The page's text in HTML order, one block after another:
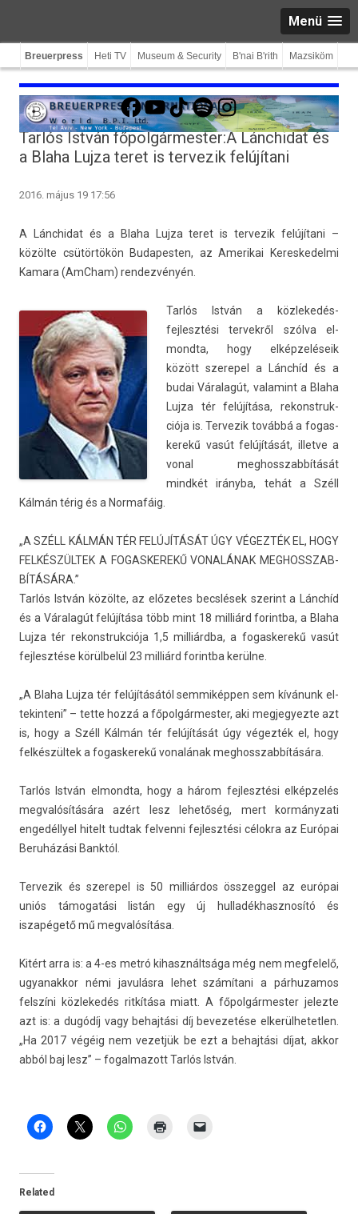
Menü
Breuerpress Heti TV Museum & Security B'nai B'rith Mazsiköm
Facebook
YouTube
TikTokSpotifyInstagram
Tarlós István főpolgármester:A Lánchidat és
a Blaha Lujza teret is tervezik felújítani
2016. május 19 17:56
A Lánchidat és a Blaha Lujza teret is ter­vezik felújítani –
közölte csütörtökön Budapest­en, az Amerikai Keres­kedel­mi
Kamara (AmCham) re­ndez­vényén.
Tarlós István a köz­lekedés­
fejlesztési ter­vekről szólva el­
mondta, hogy elképzeléseik
között szerepel a Lánchíd és a
budai Váralagút, valamint a Blaha
Lujza tér felújítása, re­konstruk­
ciója is. Ter­vezik továbbá a fogas­
kerekű vasút felújítását, il­let­ve a
vonal meg­hosszab­bítását
mindkét irányba, tehát a Széll
Kálmán térig és a Nor­mafáig.
„A SZÉLL KÁLMÁN TÉR FELÚJÍTÁSÁT ÚGY VÉGEZTÉK EL, HOGY
FELKÉSZÜLTEK A FOGAS­KEREKŰ VONALÁNAK MEG­HOSSZAB­
BÍTÁSÁRA.”
Tarlós István közölte, az előzetes becslések szerint a Lánchíd
és a Váralagút felújítása több mint 18 milliárd forintba, a Blaha
Lujza tér re­konstruk­ciója 1,5 milliárdba, a fogas­kerekű vasút
fej­lesztése körülbelül 23 milliárd forintba kerülne.
„A Blaha Lujza tér felújításától sem­miképp­en sem kívánunk el­
tekin­teni” – tette hozzá a főpol­gármest­er, aki meg­jegyez­te azt
is, hogy a Széll Kálmán tér felújítását úgy végezték el, hogy
felkészültek a fogas­kerekű vonalának meg­hosszab­bítására.
Tarlós István el­mondta, hogy a három fej­lesztési elképzelés
meg­valósítására azért lesz lehetőség, mert kor­mányzati
engedéllyel hitelt tud­tak fel­venni fej­lesztési célokra az Európai
Beruházási Banktól.
Ter­vezik és szerepel is 50 milliárdos összeg­gel az európai
uniós támogatási listán egy új hul­ladék­hasznosító és
iszapégető mű meg­valósítása.
Kitért arra is: a 4-es metró kihasználtsága még nem meg­felelő,
ugyanak­kor némi javulásra lehet számítani a pár­huzamos
felszíni köz­lekedés ritkítása miatt. A főpol­gármest­er jelez­te
azt is: a dugódíj vagy be­haj­tási díj be­vezetése el­kerül­hetetl­en.
„Ha 2017 végéig nem vezet­jük be ezt a be­haj­tási díjat, akkor
abból baj lesz” – fogal­mazott Tarlós István.
Related